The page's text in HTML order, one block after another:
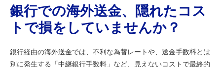
銀行での海外送金、隠れたコス
トで損をしていませんか？
銀行経由の海外送金では、不利な為替レートや、送金手数料とは
別に発生する「中継銀行手数料」など、見えないコストで最終的